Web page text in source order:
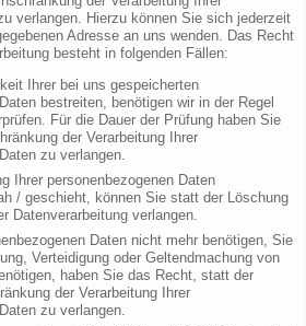
verlangen. Hierzu können Sie sich jederzeit
Adresse an uns wenden. Das Recht
besteht in folgenden Fällen:
Ihrer bei uns gespeicherten
bestreiten, benötigen wir in der Regel
Für die Dauer der Prüfung haben Sie
der Verarbeitung Ihrer
zu verlangen.
Ihrer personenbezogenen Daten
/ geschieht, können Sie statt der Löschung
Datenverarbeitung verlangen.
Daten nicht mehr benötigen, Sie
Verteidigung oder Geltendmachung von
haben Sie das Recht, statt der
der Verarbeitung Ihrer
zu verlangen.